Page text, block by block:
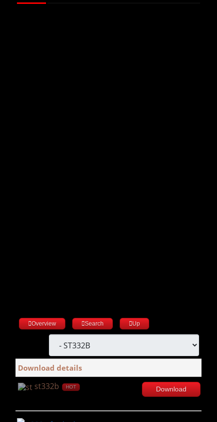
Overview Search Up
Download details
st332b HOT Download